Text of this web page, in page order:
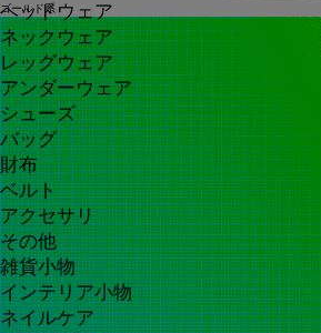
ヘッドウェア
ネックウェア
レッグウェア
アンダーウェア
シューズ
バッグ
財布
ベルト
アクセサリ
その他
雑貨小物
インテリア小物
ネイルケア
ゴールド系